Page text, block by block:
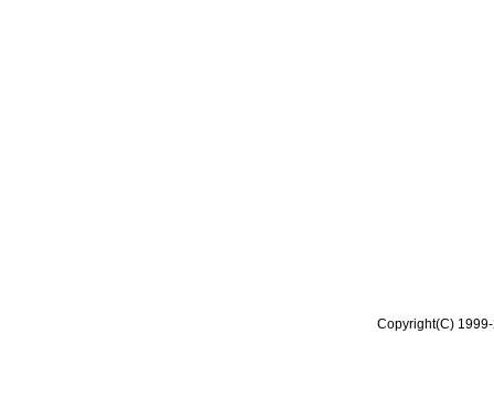
Copyright(C)